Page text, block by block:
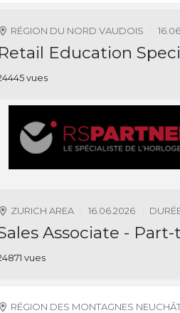
RÉGION DU NORD VAUDOIS
Retail Education
vues
ZURICH AREA 16.06.2026
Associate -
vues
RÉGION DES MONTAGNES